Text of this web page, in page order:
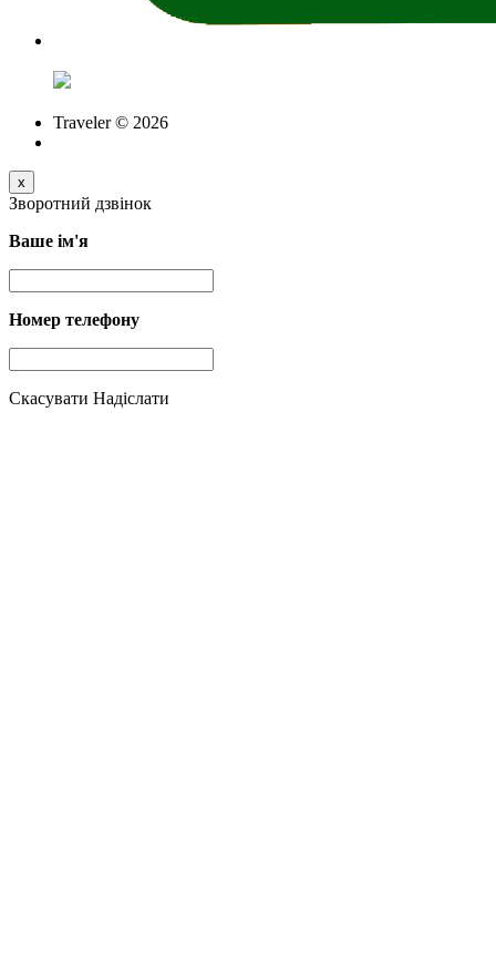
Traveler © 2026
x
Зворотний дзвінок
Ваше ім'я
Номер телефону
Скасувати Надіслати